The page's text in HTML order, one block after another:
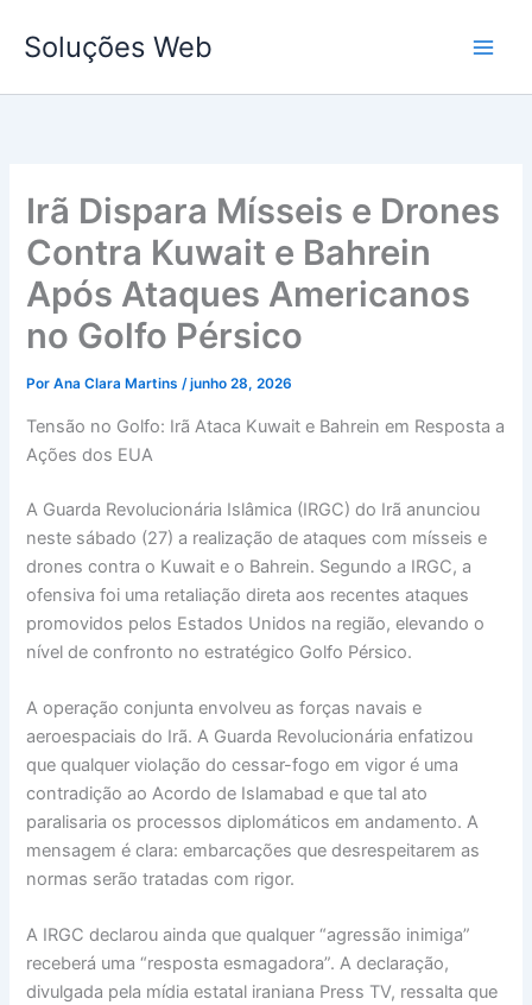
para
conteúdo
Soluções Web
Irã Dispara Mísseis e Drones
Contra Kuwait e Bahrein
Após Ataques Americanos
no Golfo Pérsico
PorAna Clara Martins/junho 28, 2026
Tensão no Golfo: Irã Ataca Kuwait e Bahrein em Resposta a
Ações dos EUA
A Guarda Revolucionária Islâmica (IRGC) do Irã anunciou
neste sábado (27) a realização de ataques com mísseis e
drones contra o Kuwait e o Bahrein. Segundo a IRGC, a
ofensiva foi uma retaliação direta aos recentes ataques
promovidos pelos Estados Unidos na região, elevando o
nível de confronto no estratégico Golfo Pérsico.
A operação conjunta envolveu as forças navais e
aeroespaciais do Irã. A Guarda Revolucionária enfatizou
que qualquer violação do cessar-fogo em vigor é uma
contradição ao Acordo de Islamabad e que tal ato
paralisaria os processos diplomáticos em andamento. A
mensagem é clara: embarcações que desrespeitarem as
normas serão tratadas com rigor.
A IRGC declarou ainda que qualquer “agressão inimiga”
receberá uma “resposta esmagadora”. A declaração,
divulgada pela mídia estatal iraniana Press TV, ressalta que